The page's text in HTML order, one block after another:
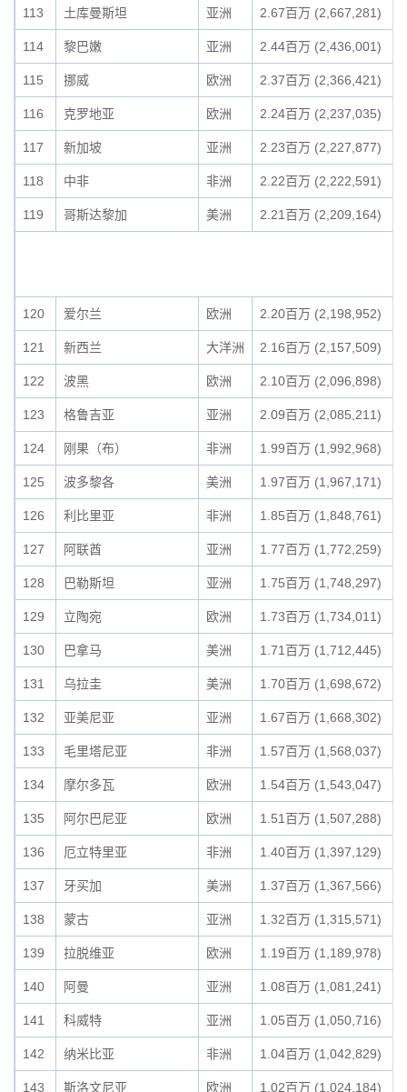
113 土库曼斯坦 亚洲 2.67百万 (2,667,281)
114 黎巴嫩 亚洲 2.44百万 (2,436,001)
115 挪威 欧洲 2.37百万 (2,366,421)
116 克罗地亚 欧洲 2.24百万 (2,237,035)
117 新加坡 亚洲 2.23百万 (2,227,877)
118 中非 非洲 2.22百万 (2,222,591)
119 哥斯达黎加 美洲 2.21百万 (2,209,164)
120 爱尔兰 欧洲 2.20百万 (2,198,952)
121 新西兰 大洋洲 2.16百万 (2,157,509)
122 波黑 欧洲 2.10百万 (2,096,898)
123 格鲁吉亚 亚洲 2.09百万 (2,085,211)
124 刚果（布） 非洲 1.99百万 (1,992,968)
125 波多黎各 美洲 1.97百万 (1,967,171)
126 利比里亚 非洲 1.85百万 (1,848,761)
127 阿联酋 亚洲 1.77百万 (1,772,259)
128 巴勒斯坦 亚洲 1.75百万 (1,748,297)
129 立陶宛 欧洲 1.73百万 (1,734,011)
130 巴拿马 美洲 1.71百万 (1,712,445)
131 乌拉圭 美洲 1.70百万 (1,698,672)
132 亚美尼亚 亚洲 1.67百万 (1,668,302)
133 毛里塔尼亚 非洲 1.57百万 (1,568,037)
134 摩尔多瓦 欧洲 1.54百万 (1,543,047)
135 阿尔巴尼亚 欧洲 1.51百万 (1,507,288)
136 厄立特里亚 非洲 1.40百万 (1,397,129)
137 牙买加 美洲 1.37百万 (1,367,566)
138 蒙古 亚洲 1.32百万 (1,315,571)
139 拉脱维亚 欧洲 1.19百万 (1,189,978)
140 阿曼 亚洲 1.08百万 (1,081,241)
141 科威特 亚洲 1.05百万 (1,050,716)
142 纳米比亚 非洲 1.04百万 (1,042,829)
143 斯洛文尼亚 欧洲 1.02百万 (1,024,184)